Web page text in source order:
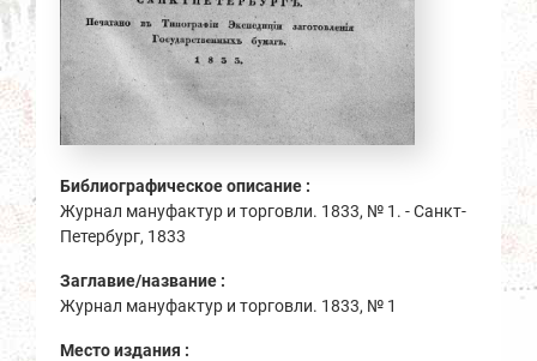
Библиографическое описание :
Журнал мануфактур и торговли. 1833, № 1. - Санкт-
Петербург, 1833
Заглавие/название :
Журнал мануфактур и торговли. 1833, № 1
Место издания :